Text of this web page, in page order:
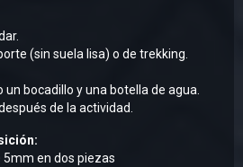
(sin suela lisa) o de trekking.
un bocadillo y una botella de agua.
de la actividad.
5mm en dos piezas